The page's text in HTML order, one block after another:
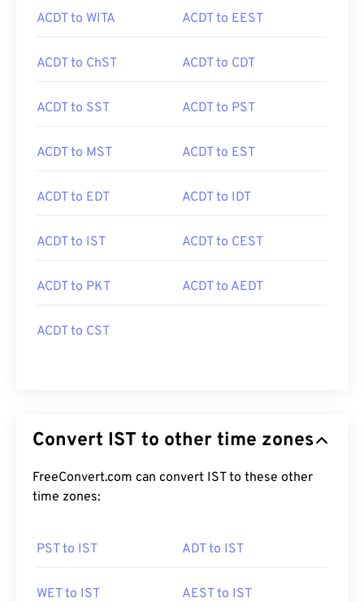
ACDT to WITA ACDT to EEST
ACDT to ChST ACDT to CDT
ACDT to SST ACDT to PST
ACDT to MST ACDT to EST
ACDT to EDT ACDT to IDT
ACDT to IST ACDT to CEST
ACDT to PKT ACDT to AEDT
ACDT to CST
Convert IST to other time zones
FreeConvert.com can convert IST to these other
time zones:
PST to IST ADT to IST
WET to IST AEST to IST